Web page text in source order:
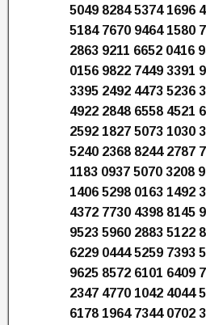
5049 8284 5374 1696
5184 7670 9464 1580
2863 9211 6652 0416
0156 9822 7449 3391
3395 2492 4473 5236
4922 2848 6558 4521
2592 1827 5073 1030
5240 2368 8244 2787
1183 0937 5070 3208
1406 5298 0163 1492
4372 7730 4398 8145
9523 5960 2883 5122
6229 0444 5259 7393
9625 8572 6101 6409
2347 4770 1042 4044
6178 1964 7344 0702